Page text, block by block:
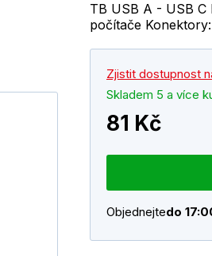
TB USB A - USB
počítače
Zjistit dostupnost
Skladem 5 a více
81 Kč
Objednejtedo